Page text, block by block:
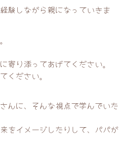
験しながら親になっていきま
り添ってあげてください。
ください。
んに、そんな視点で学んでいた
をイメージしたりして、パパが